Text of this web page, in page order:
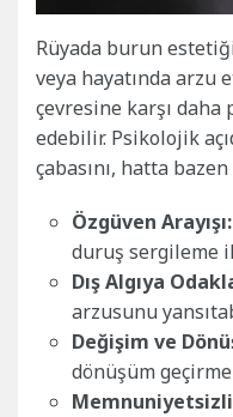
Rüyada burun
veya hayatında arzu
çevresine karşı
edebilir. Psikolojik
çabasını, hatta
Özgüven Arayışı:
duruş sergileme
Dış Algıya
arzusunu
Değişim ve
dönüşüm